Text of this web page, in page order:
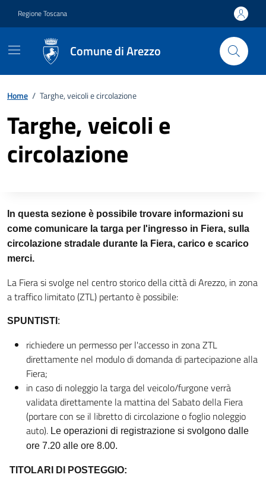
Regione Toscana
Comune di Arezzo
Home / Targhe, veicoli e circolazione
Targhe, veicoli e
circolazione
Descrizione completa
In questa sezione è possibile trovare informazioni su
come comunicare la targa per l'ingresso in Fiera, sulla
circolazione stradale durante la Fiera, carico e scarico
merci.
La Fiera si svolge nel centro storico della città di Arezzo, in zona
a traffico limitato (ZTL) pertanto è possibile:
SPUNTISTI :
richiedere un permesso per l'accesso in zona ZTL
direttamente nel modulo di domanda di partecipazione alla
Fiera;
in caso di noleggio la targa del veicolo/furgone verrà
validata direttamente la mattina del Sabato della Fiera
(portare con se il libretto di circolazione o foglio noleggio
auto). Le operazioni di registrazione si svolgono dalle
ore 7.20 alle ore 8.00.
TITOLARI DI POSTEGGIO: